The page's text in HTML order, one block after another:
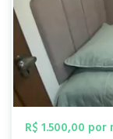
R$ 1.500,00 por